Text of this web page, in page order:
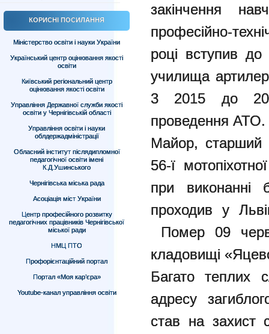
КОРИСНІ ПОСИЛАННЯ
Міністерство освіти і науки України
Український центр оцінювання якості
освіти
Київський регіональний центр
оцінювання якості освіти
Управління Державної служби якості
освіти у Чернігівській області
Управління освіти і науки
облдержадміністрації
Обласний інститут післядипломної
педагогічної освіти імені
К.Д.Ушинського
Чернігівська міська рада
Асоціація міст України
Центр професійного розвитку
педагогічних працівників Чернігівської
міської ради
НМЦ ПТО
Профорієнтаційний портал
Портал «Моя кар’єра»
Youtube-канал управління освіти
закінчення
професійно-
році вступив до
училища
3 2015 до
проведення АТО.
Майор, старший
56-ї
при виконанні
проходив у
Помер 09
кладовищі
Багато теплих
адресу
став на захист